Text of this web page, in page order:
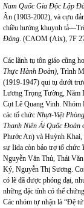
Nam Quốc Gia Độc Lập
Ân (1903-2002), và cựu
chiều hướng khuynh
Đảng. (CAOM (Aix), 7F
Các lãnh tụ tôn giáo cũng
Thực Hành Đoàn), Trình
(1919-1947) qui tụ dưới
Lương Trọng Tường, Năm
Cụt Lê Quang Vinh. Nhóm
các tổ chức Nhựt-Việt
Thanh Niên Ái Quốc Đoàn
Phước An) và Huỳnh
sự Iida còn bảo trợ tổ chức
Nguyễn Văn Thủ, Thái
Ký, Nguyễn Thị Sương.
có lẽ đã được phóng đại,
những đặc tính có thể
Các nhóm tự nhận là “Đệ